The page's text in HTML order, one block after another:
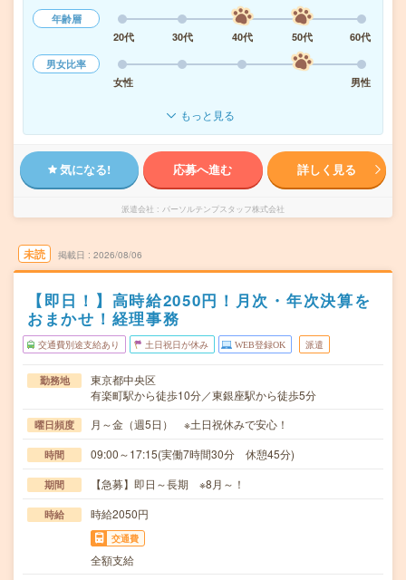
年齢層
20代
30代 40代 50代
60代
男女比率
女性
男性
もっと見る
気になる! 応募へ進む 詳しく見る
派遣会社 パーソルテンプスタッフ株式会社
未読 掲載日 2026/08/06
【即日！】高時給2050円！月次・年次決算を
おまかせ！経理事務
交通費別途支給あり 土日祝日が休み WEB登録OK 派遣
勤務地
東京都中央区
有楽町駅から徒歩10分／東銀座駅から徒歩5分
曜日頻度 月～金（週5日） ※土日祝休みで安心！
時間 09:00～17:15(実働7時間30分 休憩45分)
期間 【急募】即日～長期 ※8月～！
時給 時給2050円
交通費
全額支給